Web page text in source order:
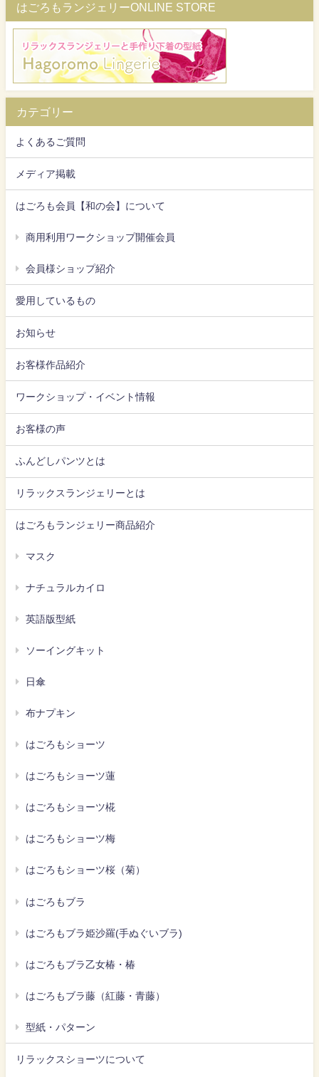
はごろもランジェリーONLINE STORE
カテゴリー
よくあるご質問
メディア掲載
はごろも会員【和の会】について
商用利用ワークショップ開催会員
会員様ショップ紹介
愛用しているもの
お知らせ
お客様作品紹介
ワークショップ・イベント情報
お客様の声
ふんどしパンツとは
リラックスランジェリーとは
はごろもランジェリー商品紹介
マスク
ナチュラルカイロ
英語版型紙
ソーイングキット
日傘
布ナプキン
はごろもショーツ
はごろもショーツ蓮
はごろもショーツ椛
はごろもショーツ梅
はごろもショーツ桜（菊）
はごろもブラ
はごろもブラ姫沙羅(手ぬぐいブラ)
はごろもブラ乙女椿・椿
はごろもブラ藤（紅藤・青藤）
型紙・パターン
リラックスショーツについて